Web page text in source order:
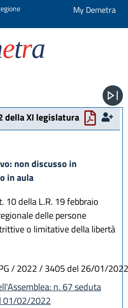
My Demetra
etra
della XI legislatura
non discusso in
in aula
10 della L.R. 19 febbraio
delle persone
o limitative della libertà
/ 2022 / 3405 del 26/01/2022
n. 67 seduta
01/02/2022